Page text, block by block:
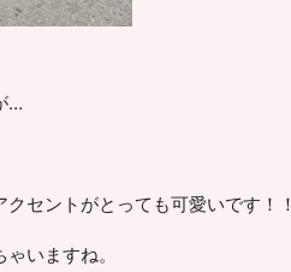
…
セントがとっても可愛いです！！
いますね。